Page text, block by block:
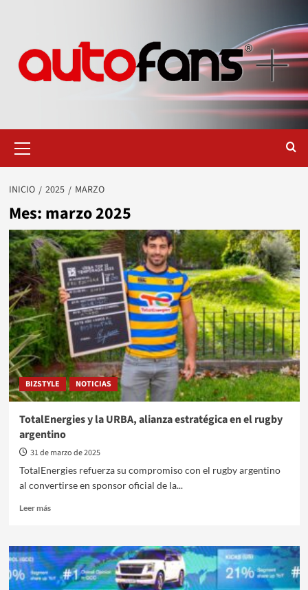
primario
INICIO 2025 MARZO
Mes: marzo 2025
BIZSTYLE NOTICIAS
TotalEnergies y la URBA, alianza estratégica en el rugby
argentino
31 de marzo de 2025
TotalEnergies refuerza su compromiso con el rugby argentino
al convertirse en sponsor oficial de la...
Leer másLeer
TotalEnergies
y
la
URBA,